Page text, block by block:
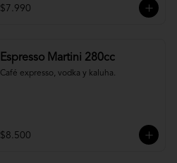
$7.990
Espresso Martini 280cc
Café expresso, vodka y kaluha.
$8.500